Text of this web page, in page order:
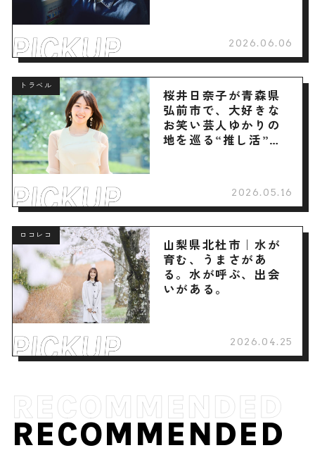
2026.06.06
トラベル
桜井日奈子が青森県
弘前市で、大好きな
お笑い芸人ゆかりの
地を巡る“推し活”旅
2026.05.16
ロコレコ
山梨県北杜市｜水が
育む、うまさがあ
る。水が呼ぶ、出会
いがある。
2026.04.25
RECOMMENDED